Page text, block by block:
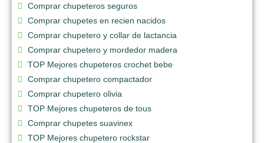
Comprar chupeteros seguros
Comprar chupetes en recien nacidos
Comprar chupetero y collar de lactancia
Comprar chupetero y mordedor madera
TOP Mejores chupeteros crochet bebe
Comprar chupetero compactador
Comprar chupetero olivia
TOP Mejores chupeteros de tous
Comprar chupetes suavinex
TOP Mejores chupetero rockstar